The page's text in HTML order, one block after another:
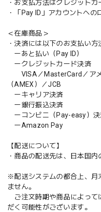
・お支払方法はクレジットカ
・「Pay ID」アカウントへの
＜在庫商品＞
・決済には以下のお支払い方
ーあと払い（Pay ID）
ークレジットカード決済
VISA／MasterCard／アメ
（AMEX）／JCB
ーキャリア決済
ー銀行振込決済
ーコンビニ（Pay-easy）決
ーAmazon Pay
【配送について】
・商品の配送先は、日本国
※配送システムの都合上、月
ません。
ご注文時期や商品によって
だく可能性がございます。